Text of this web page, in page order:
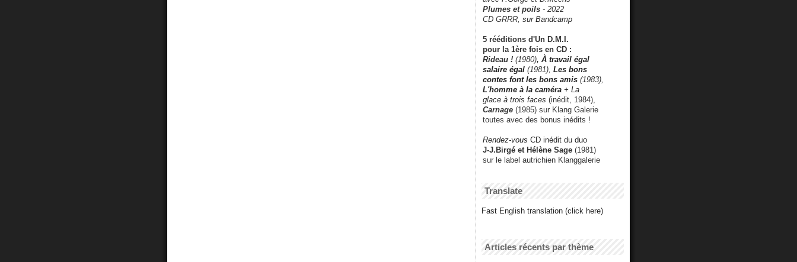
Plumes et poils - 2022
CD GRRR, sur Bandcamp
5 rééditions d'Un D.M.I.
pour la 1ère fois en CD :
Rideau ! (1980), À travail égal
salaire égal (1981), Les bons
contes font les bons amis (1983),
L'homme à la caméra + La
glace à trois faces (inédit, 1984),
Carnage (1985) sur Klang Galerie
toutes avec des bonus inédits !
Rendez-vous CD inédit du duo
J-J.Birgé et Hélène Sage (1981)
sur le label autrichien Klanggalerie
Translate
Fast English translation (click here)
Articles récents par thème